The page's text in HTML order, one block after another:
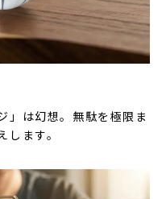
」は幻想。無駄を極限ま
ます。